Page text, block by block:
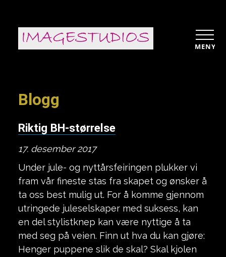
MENY
Blogg
Riktig BH-størrelse
17. desember 2017
Under jule- og nyttårsfeiringen plukker vi
fram vår fineste stas fra skapet og ønsker å
ta oss best mulig ut. For å komme gjennom
utringede juleselskaper med suksess, kan
en del stylistknep kan være nyttige å ta
med seg på veien. Finn ut hva du kan gjøre:
Henger puppene slik de skal? Skal kjolen